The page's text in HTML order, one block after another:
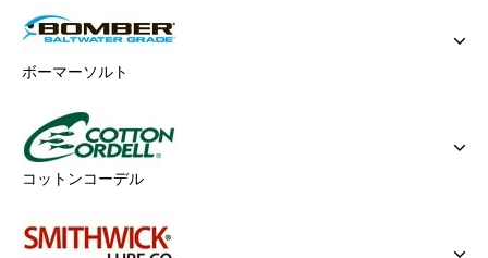
ボーマーソルト
コットンコーデル